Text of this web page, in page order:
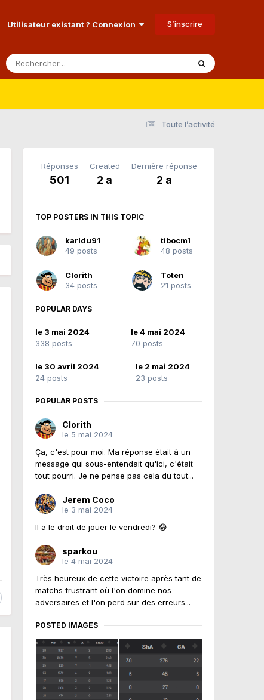
Utilisateur existant ? Connexion S’inscrire
Toute l’activité
Réponses
501
Created
2 a
Dernière réponse
2 a
TOP POSTERS IN THIS TOPIC
karldu91
49 posts
tibocm1
48 posts
Clorith
34 posts
Toten
21 posts
POPULAR DAYS
le 3 mai 2024
338 posts
le 4 mai 2024
70 posts
le 30 avril 2024
24 posts
le 2 mai 2024
23 posts
POPULAR POSTS
Clorith
le 5 mai 2024
Ça, c'est pour moi. Ma réponse était à un
message qui sous-entendait qu'ici, c'était
tout pourri. Je ne pense pas cela du tout...
Jerem Coco
le 3 mai 2024
Il a le droit de jouer le vendredi? 😂
sparkou
le 4 mai 2024
Très heureux de cette victoire après tant de
matchs frustrant où l'on domine nos
adversaires et l'on perd sur des erreurs...
POSTED IMAGES